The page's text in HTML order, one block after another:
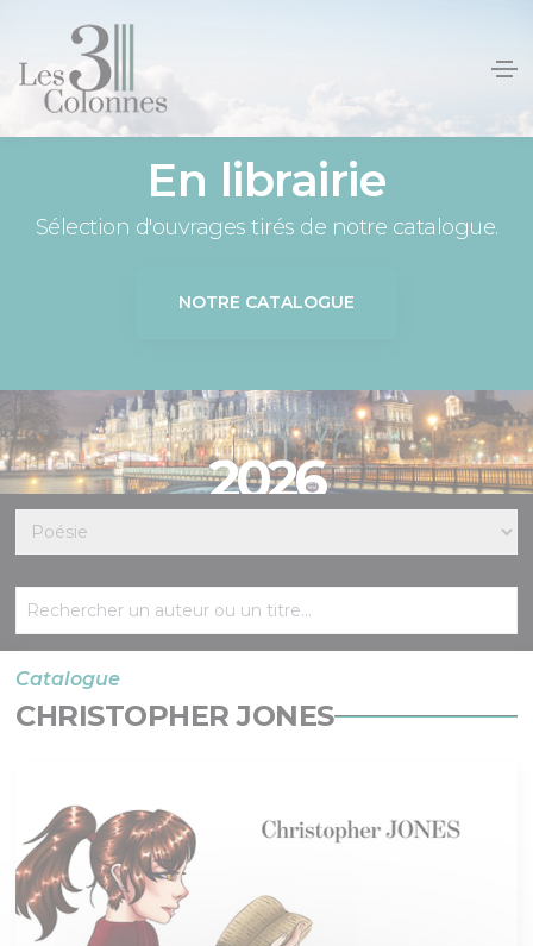
En librairie
Sélection d'ouvrages tirés de notre catalogue.
NOTRE CATALOGUE
2026
Catalogue
CHRISTOPHER JONES